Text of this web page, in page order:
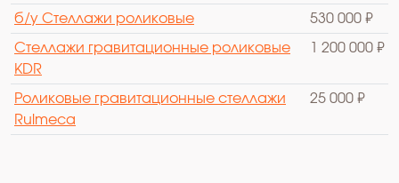
б/у Стеллажи роликовые 530 000 ₽
Стеллажи гравитационные роликовые
KDR
1 200 000 ₽
Роликовые гравитационные стеллажи
Rulmeca
25 000 ₽